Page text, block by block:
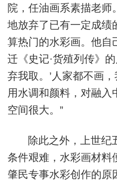
院，任油画系素描老师
地放弃了已有一定成绩
算热门的水彩画。他自
迁《史记·货殖列传》
弃我取。’人家都不画
用水调和颜料，对融入
空间很大。”
除此之外，上世纪
条件艰难，水彩画材料
肇民专事水彩创作的原